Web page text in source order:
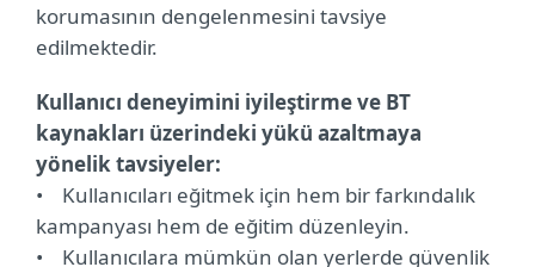
korumasının dengelenmesini tavsiye
edilmektedir.
Kullanıcı deneyimini iyileştirme ve BT
kaynakları üzerindeki yükü azaltmaya
yönelik tavsiyeler:
• Kullanıcıları eğitmek için hem bir farkındalık
kampanyası hem de eğitim düzenleyin.
• Kullanıcılara mümkün olan yerlerde güvenlik